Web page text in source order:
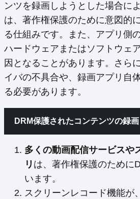
ンツを録画しようとした場合に
は、著作権保護のために意図的
る仕組みです。また、アプリ側
ハードウェアまたはソフトウェ
因となることがあります。さら
イバの不具合や、録画アプリ自
る必要があります。
DRM保護されたコンテンツの録画
多くの動画配信サービスや
リ は、著作権保護のために
います。
スクリーンレコード機能が